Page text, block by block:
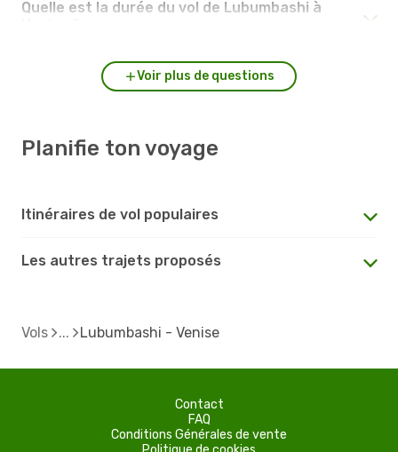
Quelle est la durée du vol de Lubumbashi à
Voir plus de questions
Planifie ton voyage
Itinéraires de vol populaires
Les autres trajets proposés
Vols Lubumbashi - Venise
Contact
FAQ
Conditions Générales de vente